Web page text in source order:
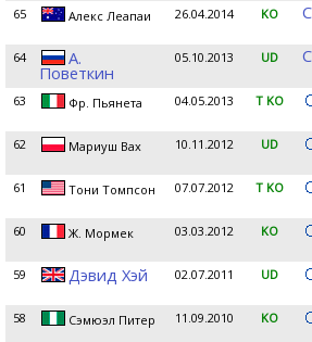
65 Алекс Леапаи 26.04.2014 KO
64 А.
Поветкин
05.10.2013 UD
63 Фр. Пьянета 04.05.2013 T KO
62 Мариуш Вах 10.11.2012 UD
61 Тони Томпсон 07.07.2012 T KO
60 Ж. Мормек 03.03.2012 KO
59 Дэвид Хэй 02.07.2011 UD
58 Сэмюэл Питер 11.09.2010 KO